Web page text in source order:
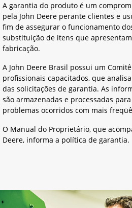
A garantia do produto é um
pela John Deere perante clientes e
fim de assegurar o funcionamento
substituição de itens que
fabricação.
A John Deere Brasil possui um
profissionais capacitados, que
das solicitações de garantia. As
são armazenadas e processadas
problemas ocorridos com mais
O Manual do Proprietário, que
Deere, informa a política de garantia.